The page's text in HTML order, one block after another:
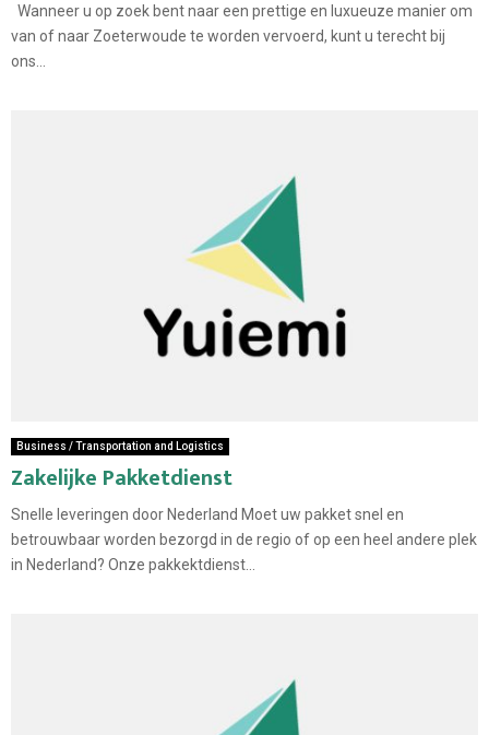
Wanneer u op zoek bent naar een prettige en luxueuze manier om
van of naar Zoeterwoude te worden vervoerd, kunt u terecht bij
ons...
Business / Transportation and Logistics
Zakelijke Pakketdienst
Snelle leveringen door Nederland Moet uw pakket snel en
betrouwbaar worden bezorgd in de regio of op een heel andere plek
in Nederland? Onze pakkektdienst...